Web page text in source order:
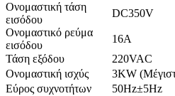
Ονομαστική τάση
εισόδου
DC350V
Ονομαστικό ρεύμα
εισόδου
16Α
Τάση εξόδου
220VAC
Ονομαστική ισχύς
3KW
Εύρος συχνοτήτων
50Hz±5Hz